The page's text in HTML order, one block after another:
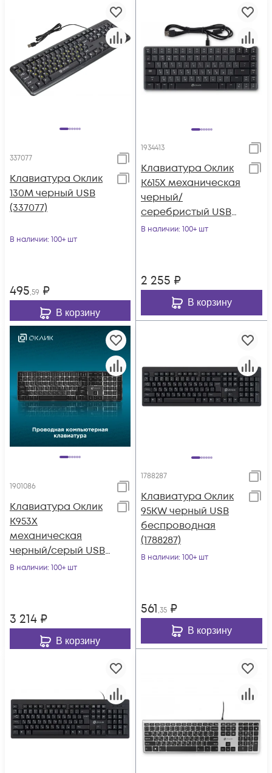
337077
Клавиатура Оклик
130M черный USB
(337077)
В наличии: 100+ шт
495,59 ₽
В корзину
1934413
Клавиатура Оклик
K615X механическая
черный/
серебристый USB
Multimedia LED
В наличии: 100+ шт
2 255 ₽
В корзину
1901086
Клавиатура Оклик
K953X
механическая
черный/серый USB
Multimedia LED
В наличии: 100+ шт
3 214 ₽
В корзину
1788287
Клавиатура Оклик
95KW черный USB
беспроводная
(1788287)
В наличии: 100+ шт
561,35 ₽
В корзину